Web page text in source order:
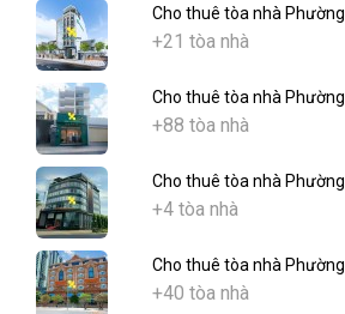
Cho thuê tòa nhà
+21 tòa nhà
Cho thuê tòa nhà
+88 tòa nhà
Cho thuê tòa nhà
+4 tòa nhà
Cho thuê tòa nhà
+40 tòa nhà